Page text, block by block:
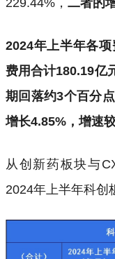
229.44%， 二者的
2024年上半年各
费用合计180.19亿
期回落约3个百分
增长4.85%，增速
从创新药板块与
2024年上半年科创